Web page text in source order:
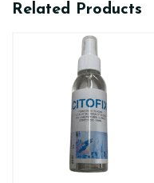
Related Products